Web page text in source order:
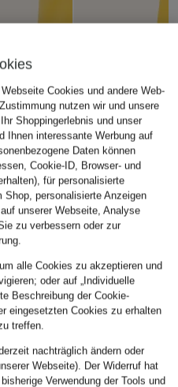
€
33,99 €
79,90 €
+Aktionsrabatt
TOMMY HILFIGER
Piqué-Poloshirt
Fit
39,99 €
Bestpreis:33,99 €
Ursprünglich:
Cookies und andere Web-
nutzen wir und unsere
Shoppingerlebnis und unser
Ihnen interessante Werbung auf
Daten können
Cookie-ID, Browser- und
für personalisierte
personalisierte Anzeigen
unserer Webseite, Analyse
zu verbessern oder zur
alle Cookies zu akzeptieren und
oder auf „Individuelle
Beschreibung der Cookie-
eingesetzten Cookies zu erhalten
treffen.
nachträglich ändern oder
Webseite). Der Widerruf hat
Verwendung der Tools und